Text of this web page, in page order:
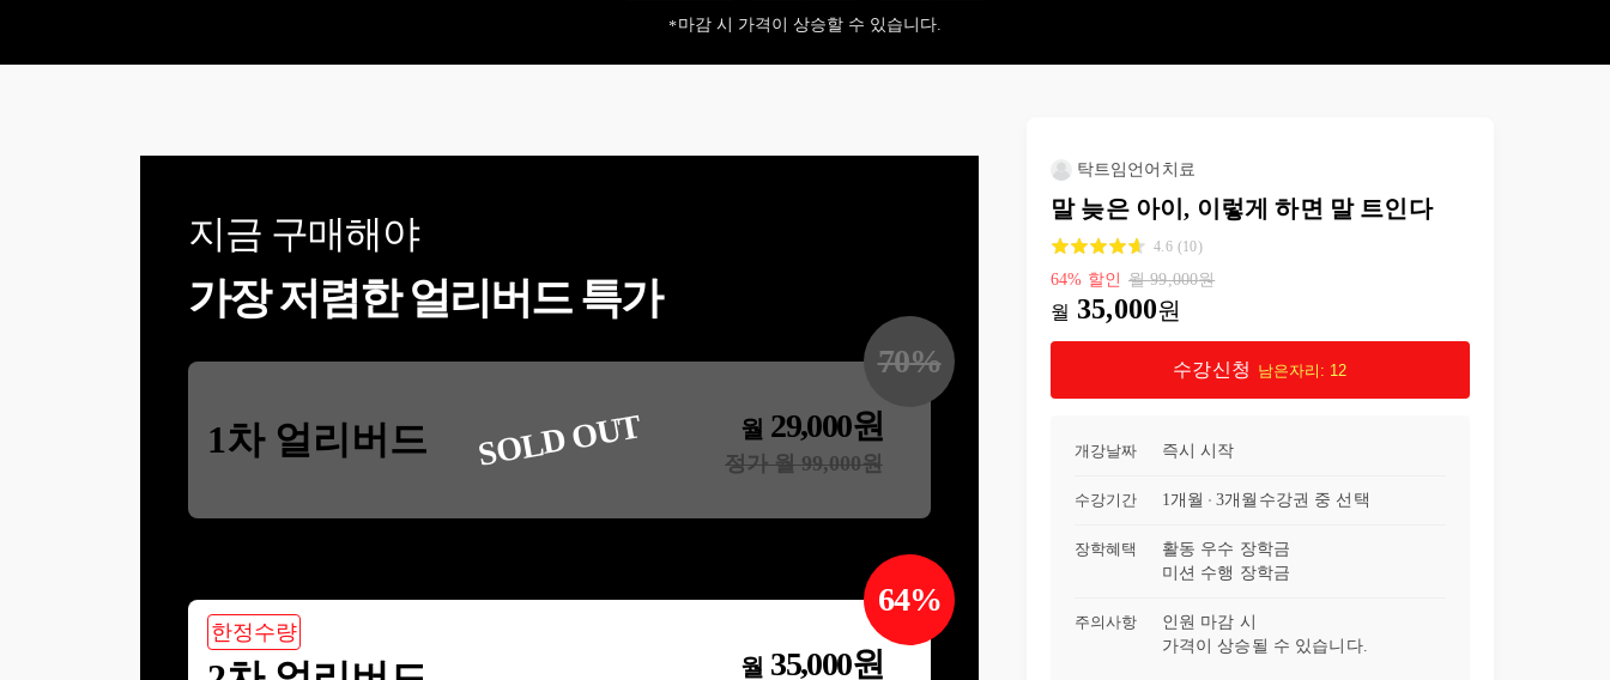
21강 Q&A. 첫소리 생략할 때 이렇게 (포비->음비) 06:06
마감 시 가격이 상승할 수 있습니다.
지금 구매해야
가장 저렴한 얼리버드 특가
1차 얼리버드 월 29,000원
정가 월99,000원
70%
SOLD OUT
한정수량
월 35,000원
64%
탁트임언어치료
말 늦은 아이, 이렇게 하면 말 트인다
4.6 (10)
64% 할인 월99,000원
월 35,000원
수강신청 남은자리: 12
개강날짜 즉시 시작
수강기간 1개월 3개월 수강권 중 선택
장학혜택
활동 우수 장학금
미션 수행 장학금
주의사항
인원 마감 시
가격이 상승될 수 있습니다.